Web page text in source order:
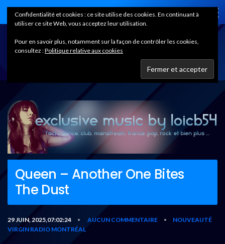
Home
Queen – Another One Bites
The Dust
29 JUIN, 2025,07:02:24 • AUCUN COMMENTAIRE •
NOUVEAUTÉ
VIRGIN RADIO MONTRÉAL
Confidentialité et cookies : ce site utilise des cookies. En continuant à
utiliser ce site Web, vous acceptez leur utilisation.
Pour en savoir plus, notamment sur la façon de contrôler les cookies,
consultez :Politique relative aux cookies